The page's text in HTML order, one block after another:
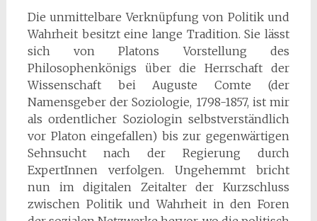
Die unmittelbare Verknüpfung von Politik und
Wahrheit besitzt eine lange Tradition. Sie lässt
sich von Platons Vorstellung des
Philosophenkönigs über die Herrschaft der
Wissenschaft bei Auguste Comte (der
Namensgeber der Soziologie, 1798-1857, ist mir
als ordentlicher Soziologin selbstverständlich
vor Platon eingefallen) bis zur gegenwärtigen
Sehnsucht nach der Regierung durch
ExpertInnen verfolgen. Ungehemmt bricht
nun im digitalen Zeitalter der Kurzschluss
zwischen Politik und Wahrheit in den Foren